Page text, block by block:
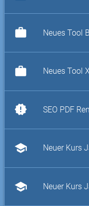
work Neues Tool
work Neues Tool
new_releases SEO PDF
school Neuer Kurs
school Neuer Kurs